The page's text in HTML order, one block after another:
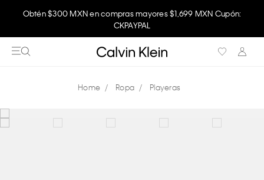
Obtén $300 MXN en compras mayores $1,699 MXN Cupón:
CKPAYPAL
Ropa Playeras